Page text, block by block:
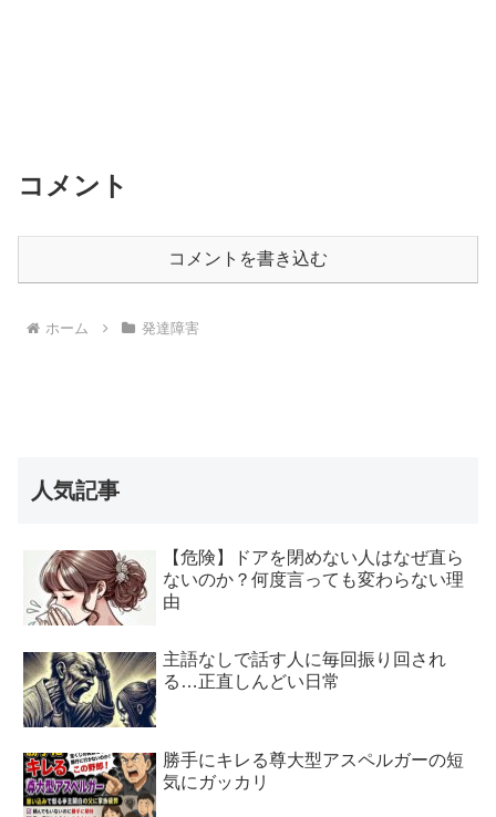
コメント
コメントを書き込む
ホーム 発達障害
人気記事
【危険】ドアを閉めない人はなぜ直ら
ないのか？何度言っても変わらない理
由
主語なしで話す人に毎回振り回され
る…正直しんどい日常
勝手にキレる尊大型アスペルガーの短
気にガッカリ